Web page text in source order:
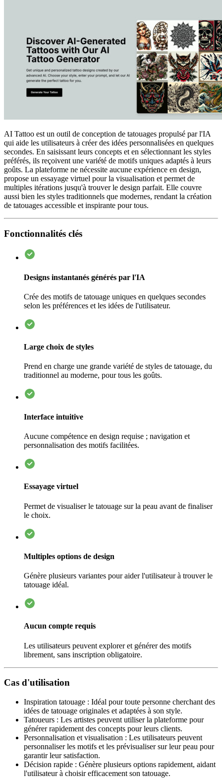
AI Tattoo est un outil de conception de tatouages propulsé par l'IA
qui aide les utilisateurs à créer des idées personnalisées en quelques
secondes. En saisissant leurs concepts et en sélectionnant les styles
préférés, ils reçoivent une variété de motifs uniques adaptés à leurs
goûts. La plateforme ne nécessite aucune expérience en design,
propose un essayage virtuel pour la visualisation et permet de
multiples itérations jusqu'à trouver le design parfait. Elle couvre
aussi bien les styles traditionnels que modernes, rendant la création
de tatouages accessible et inspirante pour tous.
Fonctionnalités clés
Designs instantanés générés par l'IA
Crée des motifs de tatouage uniques en quelques secondes
selon les préférences et les idées de l'utilisateur.
Large choix de styles
Prend en charge une grande variété de styles de tatouage, du
traditionnel au moderne, pour tous les goûts.
Interface intuitive
Aucune compétence en design requise ; navigation et
personnalisation des motifs facilitées.
Essayage virtuel
Permet de visualiser le tatouage sur la peau avant de finaliser
le choix.
Multiples options de design
Génère plusieurs variantes pour aider l'utilisateur à trouver le
tatouage idéal.
Aucun compte requis
Les utilisateurs peuvent explorer et générer des motifs
librement, sans inscription obligatoire.
Cas d'utilisation
Inspiration tatouage : Idéal pour toute personne cherchant des
idées de tatouage originales et adaptées à son style.
Tatoueurs : Les artistes peuvent utiliser la plateforme pour
générer rapidement des concepts pour leurs clients.
Personnalisation et visualisation : Les utilisateurs peuvent
personnaliser les motifs et les prévisualiser sur leur peau pour
garantir leur satisfaction.
Décision rapide : Génère plusieurs options rapidement, aidant
l'utilisateur à choisir efficacement son tatouage.